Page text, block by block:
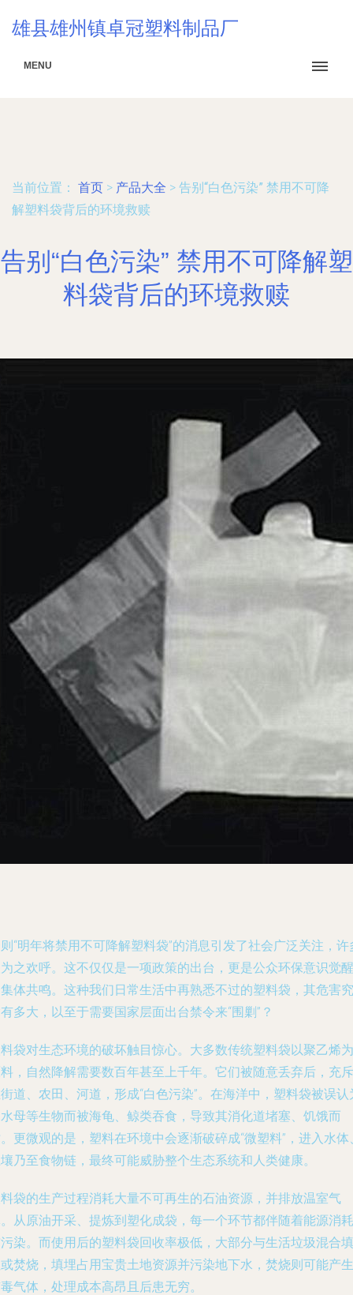
雄县雄州镇卓冠塑料制品厂
MENU
当前位置： 首页 > 产品大全 > 告别“白色污染” 禁用不可降
解塑料袋背后的环境救赎
告别“白色污染” 禁用不可降解塑
料袋背后的环境救赎
“明年将禁用不可降解塑料袋”的消息引发了社会广泛关注，许
之欢呼。这不仅仅是一项政策的出台，更是公众环保意识觉醒
体共鸣。这种我们日常生活中再熟悉不过的塑料袋，其危害究
多大，以至于需要国家层面出台禁令来“围剿”？
袋对生态环境的破坏触目惊心。大多数传统塑料袋以聚乙烯为
，自然降解需要数百年甚至上千年。它们被随意丢弃后，充斥
道、农田、河道，形成“白色污染”。在海洋中，塑料袋被误认
母等生物而被海龟、鲸类吞食，导致其消化道堵塞、饥饿而
更微观的是，塑料在环境中会逐渐破碎成“微塑料”，进入水体
乃至食物链，最终可能威胁整个生态系统和人类健康。
袋的生产过程消耗大量不可再生的石油资源，并排放温室气
从原油开采、提炼到塑化成袋，每一个环节都伴随着能源消耗
染。而使用后的塑料袋回收率极低，大部分与生活垃圾混合填
焚烧，填埋占用宝贵土地资源并污染地下水，焚烧则可能产生
气体，处理成本高昂且后患无穷。